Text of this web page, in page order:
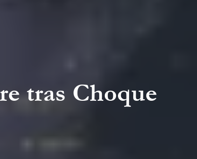
tras Choque